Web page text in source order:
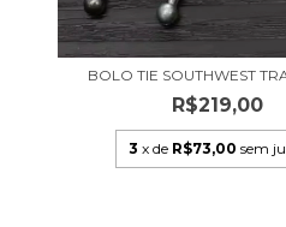
BOLO TIE SOUTHWEST
R$219,00
3 x de R$73,00 sem